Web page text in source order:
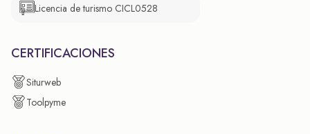
Licencia de turismo CICL0528
CERTIFICACIONES
Siturweb
Toolpyme